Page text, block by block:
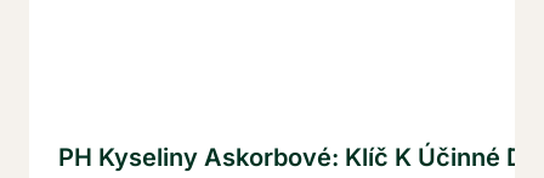
PH Kyseliny Askorbové: Klíč K Účinné